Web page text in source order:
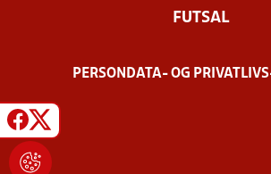
FUTSAL
PERSONDATA- OG